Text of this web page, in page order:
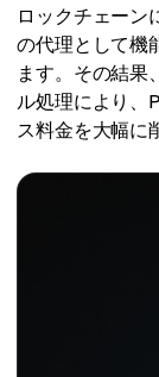
ロックチェーン
の代理として機
ます。その結果
ル処理により、
ス料金を大幅に